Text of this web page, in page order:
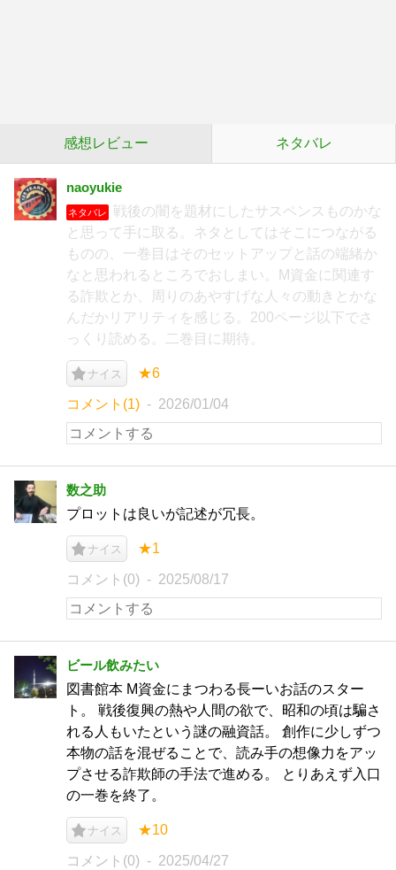
感想レビュー ネタバレ
naoyukie
ネタバレ
戦後の闇を題材にしたサスペンスものかな
と思って手に取る。ネタとしてはそこにつながる
ものの、一巻目はそのセットアップと話の端緒か
なと思われるところでおしまい。M資金に関連す
る詐欺とか、周りのあやすげな人々の動きとかな
んだかリアリティを感じる。200ページ以下でさ
っくり読める。二巻目に期待。
ナイス ★6
コメント(1) 2026/01/04
数之助
プロットは良いが記述が冗長。
ナイス ★1
コメント(0) 2025/08/17
ビール飲みたい
図書館本 M資金にまつわる長ーいお話のスター
ト。 戦後復興の熱や人間の欲で、昭和の頃は騙さ
れる人もいたという謎の融資話。 創作に少しずつ
本物の話を混ぜることで、読み手の想像力をアッ
プさせる詐欺師の手法で進める。 とりあえず入口
の一巻を終了。
ナイス ★10
コメント(0) 2025/04/27